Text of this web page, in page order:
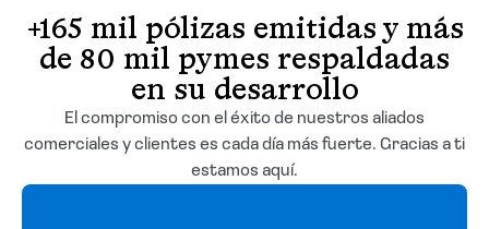
+165 mil pólizas emitidas y más
de 80 mil pymes respaldadas
en su desarrollo
El compromiso con el éxito de nuestros aliados
comerciales y clientes es cada día más fuerte. Gracias a ti
estamos aquí.